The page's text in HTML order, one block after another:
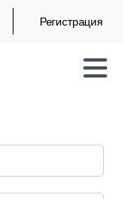
Регистрация